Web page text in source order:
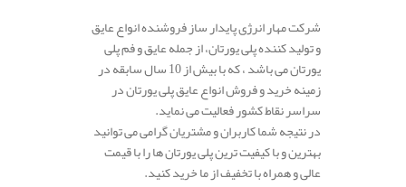
شرکت مهار انرژی پایدار ساز فروشنده انواع عایق
و تولید کننده پلی یورتان، از جمله عایق و فم پلی
یورتان می باشد ، که با بیش از 10 سال سابقه در
زمینه خرید و فروش انواع عایق پلی یورتان در
سراسر نقاط کشور فعالیت می نماید.
در نتیجه شما کاربران و مشتریان گرامی می توانید
بهترین و با کیفیت ترین پلی یورتان ها را با قیمت
عالی و همراه با تخفیف از ما خرید کنید.